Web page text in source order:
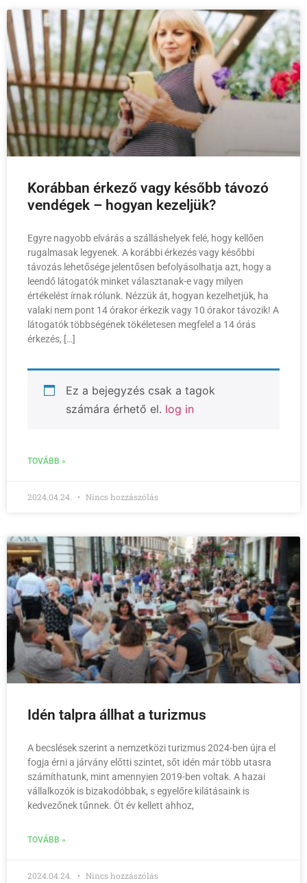
Korábban érkező vagy később távozó
vendégek – hogyan kezeljük?
Egyre nagyobb elvárás a szálláshelyek felé, hogy kellően
rugalmasak legyenek. A korábbi érkezés vagy későbbi
távozás lehetősége jelentősen befolyásolhatja azt, hogy a
leendő látogatók minket választanak-e vagy milyen
értékelést írnak rólunk. Nézzük át, hogyan kezelhetjük, ha
valaki nem pont 14 órakor érkezik vagy 10 órakor távozik! A
látogatók többségének tökéletesen megfelel a 14 órás
érkezés, […]
Ez a bejegyzés csak a tagok
számára érhető el. log in
TOVÁBB »
2024.04.24. Nincs hozzászólás
Idén talpra állhat a turizmus
A becslések szerint a nemzetközi turizmus 2024-ben újra el
fogja érni a járvány előtti szintet, sőt idén már több utasra
számíthatunk, mint amennyien 2019-ben voltak. A hazai
vállalkozók is bizakodóbbak, s egyelőre kilátásaink is
kedvezőnek tűnnek. Öt év kellett ahhoz,
TOVÁBB »
2024.04.24. Nincs hozzászólás